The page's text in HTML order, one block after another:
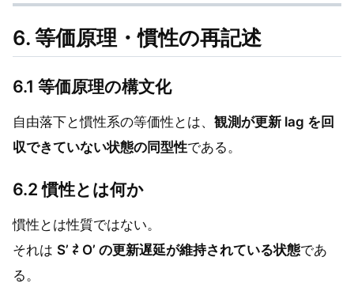
6. 等価原理・慣性の再記述
6.1 等価原理の構文化
自由落下と慣性系の等価性とは、 観測が更新 lag を回
収できていない状態の同型性である。
6.2 慣性とは何か
慣性とは性質ではない。
それは S’ ⇄ O’ の更新遅延が維持されている状態であ
る。